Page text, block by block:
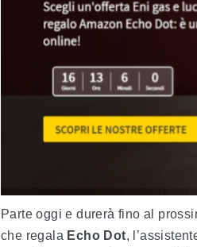
Parte oggi e durerà fino al
che regala Echo Dot,